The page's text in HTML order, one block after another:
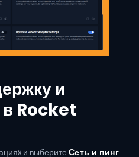
и
в Rocket
и выберите Сеть и пинг